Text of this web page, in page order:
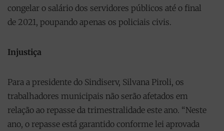
congelar o salário dos servidores públicos até o final
de 2021, poupando apenas os policiais civis.
Injustiça
Para a presidente do Sindiserv, Silvana Piroli, os
trabalhadores municipais não serão afetados em
relação ao repasse da trimestralidade este ano. “Neste
ano, o repasse está garantido conforme lei aprovada